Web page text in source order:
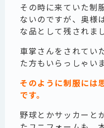
その時に来ていた制
ないのですが、奥様
な品として残されま
車掌さんをされてい
た方もいらっしゃいま
そのように制服には
です。
野球とかサッカーと